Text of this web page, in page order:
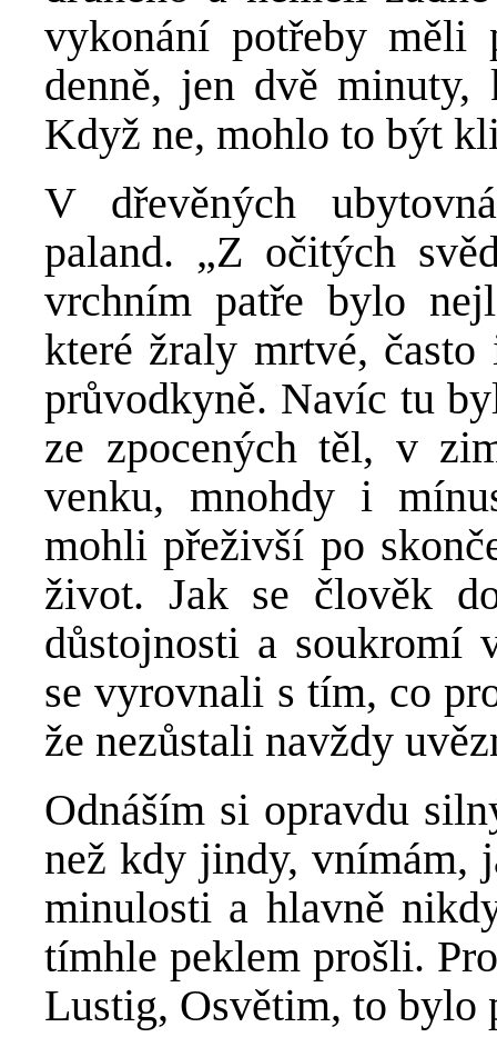
vykonání potřeby měli
denně, jen dvě
Když ne, mohlo to být
V dřevěných
paland. „Z očitých
vrchním patře bylo
které žraly mrtvé,
průvodkyně. Navíc tu
ze zpocených těl, v
venku, mnohdy i
mohli přeživší po
život. Jak se člověk
důstojnosti a soukromí
se vyrovnali s tím, co
že nezůstali navždy
Odnáším si opravdu
než kdy jindy, vnímám,
minulosti a hlavně
tímhle peklem prošli.
Lustig, Osvětim, to bylo